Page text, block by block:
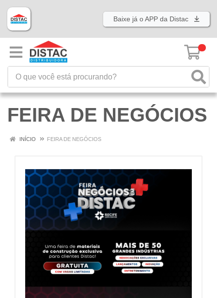
Baixe já o APP da Distac
FEIRA DE NEGÓCIOS
INÍCIO FEIRA DE NEGÓCIOS